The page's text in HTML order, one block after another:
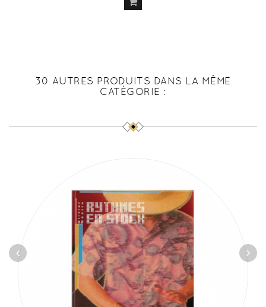
30 AUTRES PRODUITS DANS LA MÊME
CATÉGORIE :